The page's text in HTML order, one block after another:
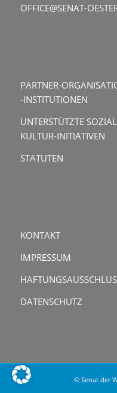
OFFICE@SENAT-
PARTNER-
-INSTITUTIONEN
UNTERSTÜTZTE
KULTUR-INITIATIVEN
STATUTEN
KONTAKT
IMPRESSUM
DATENSCHUTZ
© Senat der